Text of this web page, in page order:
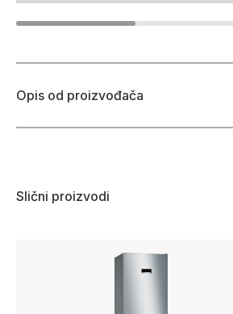
Opis od proizvođača
Slični proizvodi